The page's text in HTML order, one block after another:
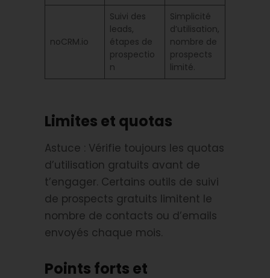
noCRM.io
Suivi des
leads,
étapes de
prospectio
n
Simplicité
d’utilisation,
nombre de
prospects
limité.
Limites et quotas
Astuce : Vérifie toujours les quotas
d’utilisation gratuits avant de
t’engager. Certains outils de suivi
de prospects gratuits limitent le
nombre de contacts ou d’emails
envoyés chaque mois.
Points forts et